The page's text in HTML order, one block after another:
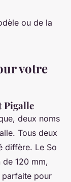
ou de la
votre
Pigalle
deux noms
Tous deux
diffère. Le So
120 mm,
parfaite pour